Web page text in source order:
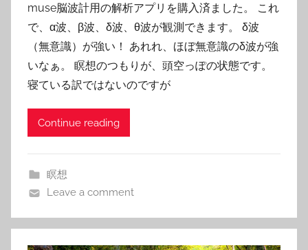
muse脳波計用の解析アプリを購入済ました。 これ
で、α波、β波、δ波、θ波が観測できます。 δ波
（無意識）が強い！ あれれ、ほぼ無意識のδ波が強
いなぁ。 瞑想のつもりが、頭空っぽの状態です。
寝ている訳ではないのですが
Continue reading
瞑想
Leave a comment